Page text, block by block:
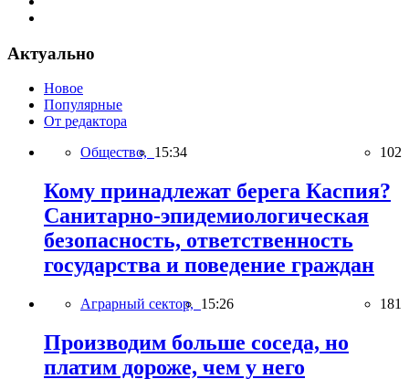
Актуально
Новое
Популярные
От редактора
Общество, 15:34 102
Кому принадлежат берега Каспия?
Санитарно-эпидемиологическая
безопасность, ответственность
государства и поведение граждан
Аграрный сектор, 15:26 181
Производим больше соседа, но
платим дороже, чем у него